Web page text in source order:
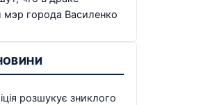
мэр города Василенко
розшукує зниклого